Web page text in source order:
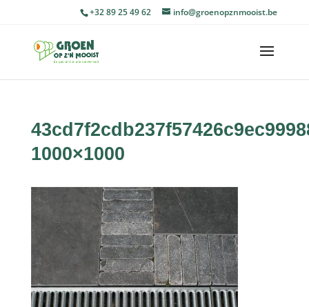
+32 89 25 49 62 info@groenopznmooist.be
1000×1000